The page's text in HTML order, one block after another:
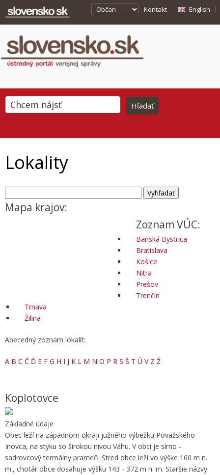
Kontakt English
Lokality
Mapa krajov:
Zoznam VÚC:
Banská Bystrica
Bratislava
Košice
Nitra
Prešov
Trenčín
Trnava
Žilina
Abecedný zoznam lokalít:
A B C Č Ď E F G H I J K L M N O P R S Š T Ú V Z Ž
Koplotovce
Základné údaje
Obec leží na západnom okraji južného výbežku Považského
Inovca, na styku so širokou nivou Váhu. V obci je sírno -
sadrovcový termálny prameň. Stred obce leží vo výške 160 m n.
m., chotár obce dosahuje výšku 143 - 372 m n. m. Staršie názvy